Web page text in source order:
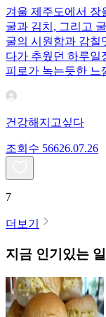
겨울 제주도에서 장
굴과 김치, 그리고
굴의 시원함과 감칠
다가 추웠던 하루일
피로가 녹는듯한 느
건강해지고싶다
조회수 56626.07.26
7
더보기
지금 인기있는